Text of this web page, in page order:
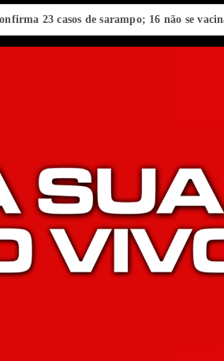
de sarampo; 16 não se vacinaram